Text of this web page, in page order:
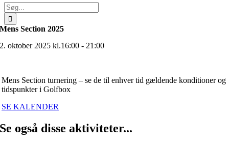
Søg
efter:
Mens Section 2025
2. oktober 2025 kl.16:00 - 21:00
Mens Section turnering – se de til enhver tid gældende konditioner og
tidspunkter i Golfbox
SE KALENDER
Se også disse aktiviteter...